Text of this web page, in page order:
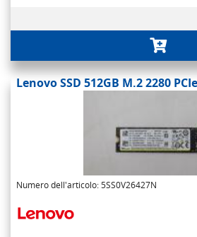
Lenovo SSD 512GB M.2 2280
Numero dell'articolo: 5SS0V26427N